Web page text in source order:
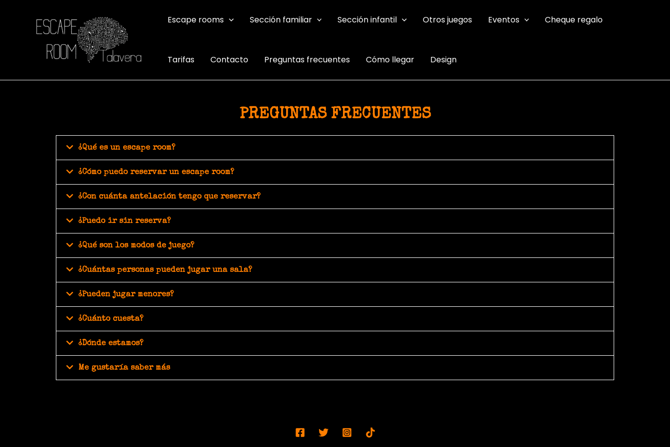
Escape rooms Sección familiar Sección infantil Otros juegos Eventos Cheque regalo
Tarifas Contacto Preguntas frecuentes Cómo llegar Design
PREGUNTAS FRECUENTES
¿Qué es un escape room?
¿Cómo puedo reservar un escape room?
¿Con cuánta antelación tengo que reservar?
¿Puedo ir sin reserva?
¿Qué son los modos de juego?
¿Cuántas personas pueden jugar una sala?
¿Pueden jugar menores?
¿Cuánto cuesta?
¿Dónde estamos?
Me gustaría saber más